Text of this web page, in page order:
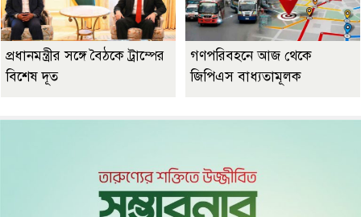
প্রধানমন্ত্রীর সঙ্গে বৈঠকে ট্রাম্পের
বিশেষ দূত
গণপরিবহনে আজ থেকে
জিপিএস বাধ্যতামূলক